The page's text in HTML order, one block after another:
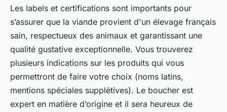
Les labels et certifications sont importants pour
s’assurer que la viande provient d'un élevage français
sain, respectueux des animaux et garantissant une
qualité gustative exceptionnelle. Vous trouverez
plusieurs indications sur les produits qui vous
permettront de faire votre choix (noms latins,
mentions spéciales supplétives). Le boucher est
expert en matière d’origine et il sera heureux de